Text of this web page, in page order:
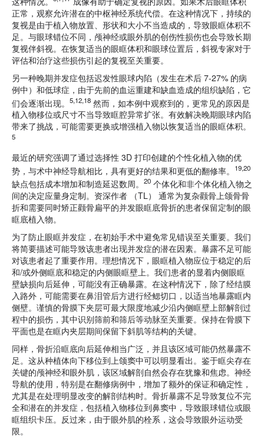
正常，观察允许潜在的中枢神经系统代偿。在这种情况下，持续的
复视是由于植入物放置、形状和大小不当造成的，导致眼眶体积不
足。与眼球错位不同，颅神经或眼外肌的创伤性损伤也会导致长期
复视伴斜视。在恢复适当的眼眶体积和眼球位置后，斜视专家对于
评估和治疗这些损伤引起的复视至关重要。
另一种晚期并发症包括迟发性眼球内陷（发生在术后 7-27% 的病
例中）和低球症，由于先前的血运重建和缺血造成的组织缺陷，它
们会逐渐出现。
5,12,18 然而，如本例中观察到的，更常见的原因是
植入物移位或尺寸不当导致眶腔异常扩张。有效解决晚期眼球内陷
带来了挑战，可能需要更换或增强植入物以恢复适当的眼眶体积。
5
最近的研究强调了通过选择性 3D 打印创建的个性化植入物的优
势，与术中神经导航相比，具有更好的结果和更低的翻修率。
19,20
缺点包括成本增加和制造延迟数周。 20 个体化和非个体化植入物之
间的决定应量身定制。资深作者 （TL） 通常为复杂颧骨上颌骨骨
折和需要同时矫正颧骨扁平的并发眼眶底骨折的患者保留定制的眼
眶底植入物。
为了防止眼眶并发症，在初始手术中避免常见错误至关重要。我们
将简要描述可能导致该患者出现并发症的潜在因素。暴露不足可能
对该患者起了重要作用。理想情况下，眼眶植入物应位于稳定的后
和/或外侧眶底和稳定的内侧眼眶壁上。我们患者的显着内侧眼眶
壁缺损向后延伸，可能没有正确暴露。在这种情况下，除了经结膜
入路外，可能需要在鼻泪管后方进行经鳃切口，以适当地暴露眶内
侧壁。谨慎的骨膜下夹层可最大限度地减少沿内侧眶壁上部解剖过
程中的损伤，其中识别筛前和筛后等动脉至关重要。保持在骨膜下
平面也是在眶内夹层期间保留下斜肌等结构的关键。
同样，骨折沿眶底向后延伸相当广泛，并且该区域可能仍然暴露不
足。这从种植体向下移位到上颌窦中可以明显看出。鉴于眶尖存在
关键的颅神经和眼外肌，该区域解剖自然会存在犹豫和焦虑。神经
导航的使用，特别是在翻修病例中，增加了额外的保证和确定性，
尤其是在处理明显改变的解剖结构时。骨折暴露不足导致复位不完
全和潜在的并发症，包括植入物移位到鼻窦中，导致眼球错位或眼
眶组织卡压。反过来，由于眼外肌的栓系，这会导致眼外运动受
限。